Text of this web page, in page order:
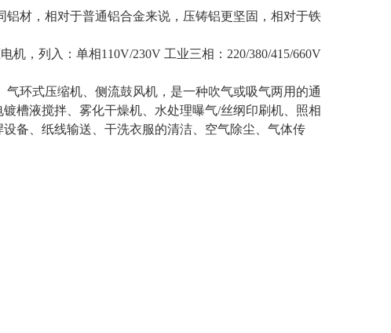
材，相对于普通铝合金来说，压铸铝更坚固，相对于铁
，列入：单相110V/230V 工业三相：220/380/415/660V
气环式压缩机、侧流鼓风机，是一种吹气或吸气两用的通
槽液搅拌、雾化干燥机、水处理曝气/丝纲印刷机、照相
备、纸线输送、干洗衣服的清洁、空气除尘、气体传